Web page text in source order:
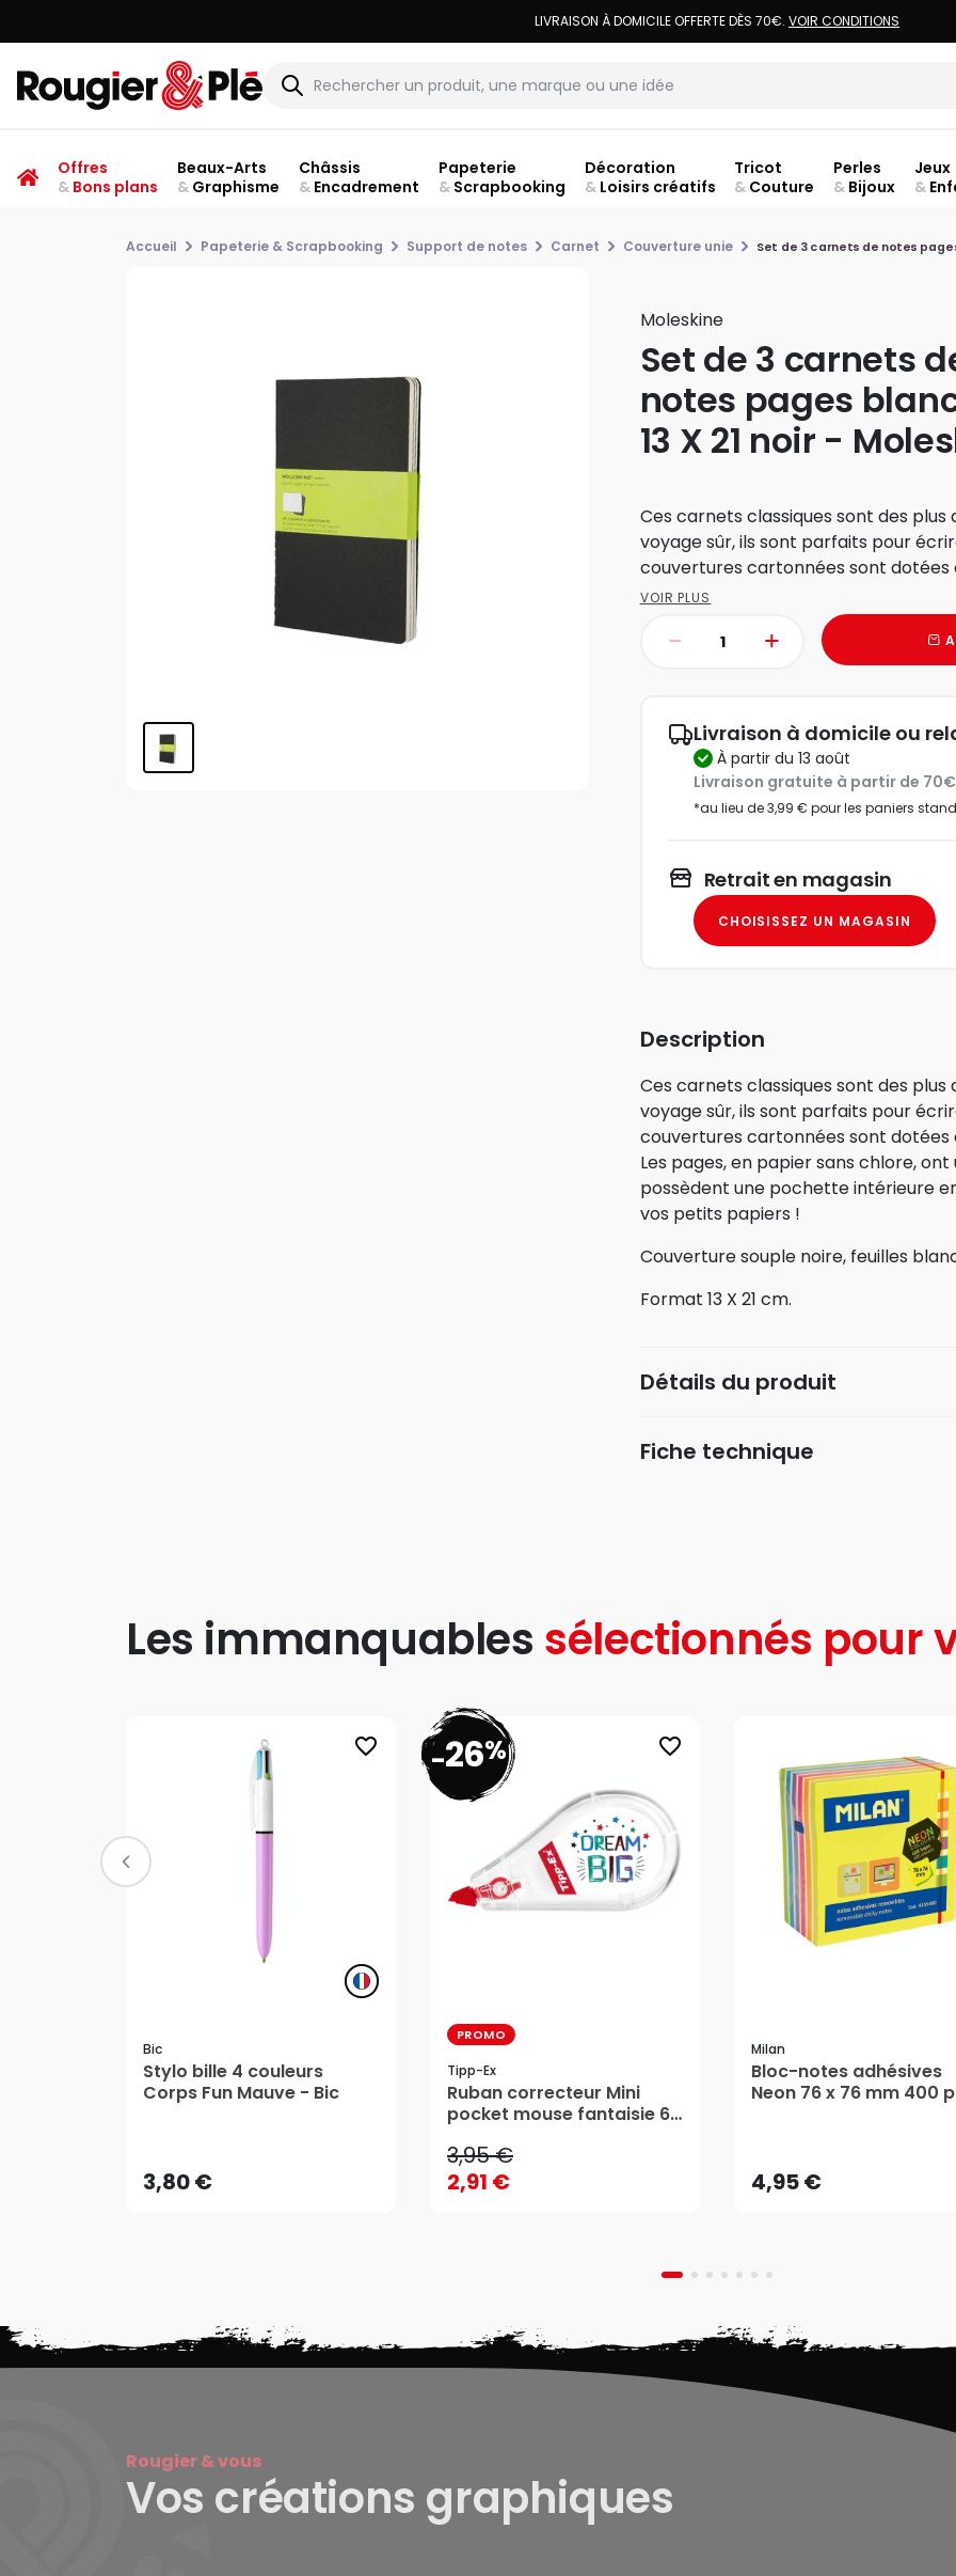
LIVRAISON À DOMICILE OFFERTE DÈS 70€. VOIR CONDITIONS
Offres
&Bons plans
Beaux-Arts
&Graphisme
Châssis
&Encadrement
Papeterie
&Scrapbooking
Décoration
&Loisirs créatifs
Tricot
& Couture
Perles
& Bijoux
Jeux
&
Accueil Papeterie & Scrapbooking Support de notes Carnet Couverture unie Set de 3 carnets de notes
Moleskine
Set de 3 carnets
notes pages
13 X 21 noir -
Ces carnets classiques sont des
voyage sûr, ils sont parfaits pour
couvertures cartonnées sont dotées
VOIR PLUS
Livraison à domicile ou
à partir du 13 août
Livraison gratuite à partir de
*au lieu de 3,99 € pour les paniers
Retrait en magasin
CHOISISSEZ UN MAGASIN
Description
Ces carnets classiques sont des
voyage sûr, ils sont parfaits pour
couvertures cartonnées sont dotées
Les pages, en papier sans chlore, ont
possèdent une pochette intérieure
vos petits papiers !
Couverture souple noire, feuilles
Format 13 X 21 cm.
Détails du produit
Fiche technique
Les immanquables sélectionnés pour
favorite_border
Bic
Stylo bille 4 couleurs
Corps Fun Mauve - Bic
3,80 €AJOUTER AU PANIER
favorite_border
-26%
PROMO
Tipp-Ex
Ruban correcteur Mini
pocket mouse fantaisie 6
3,95 €
2,91 €
3,95 €
2,91 €
AJOUTER AU PANIER
Milan
Bloc-notes adhésives
Neon 76 x 76 mm 400
4,95 €AJOUTER AU PANIER
Rougier & vous
Vos créations graphiques